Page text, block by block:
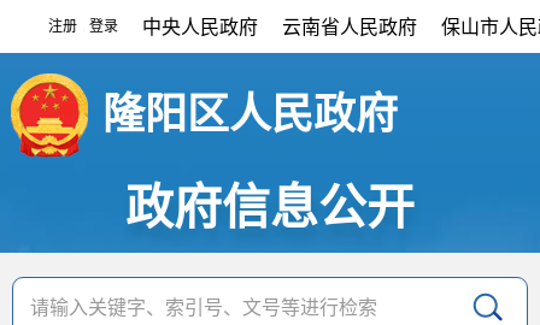
注册 登录 中央人民政府 云南省人民政府 保山市人
隆阳区人民政府
政府信息公开